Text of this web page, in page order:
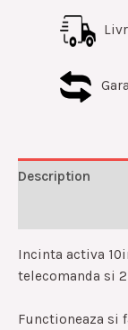
Description
Incinta activa
telecomanda si
Functioneaza si